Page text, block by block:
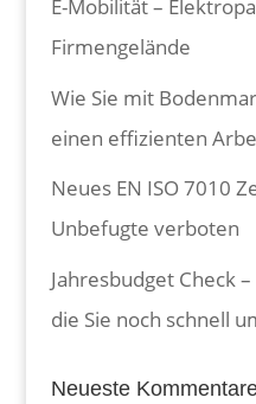
E-Mobilität –
Firmengelände
Wie Sie mit
einen effizienten
Neues EN ISO 7010
Unbefugte verboten
Jahresbudget Check
die Sie noch schnell
Neueste